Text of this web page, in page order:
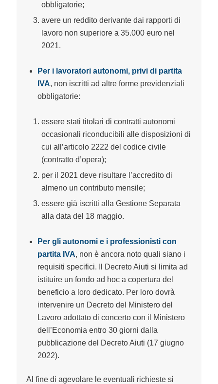
obbligatorie;
avere un reddito derivante dai rapporti di
lavoro non superiore a 35.000 euro nel
2021.
Per i lavoratori autonomi, privi di partita
IVA, non iscritti ad altre forme previdenziali
obbligatorie:
essere stati titolari di contratti autonomi
occasionali riconducibili alle disposizioni di
cui all’articolo 2222 del codice civile
(contratto d’opera);
per il 2021 deve risultare l’accredito di
almeno un contributo mensile;
essere già iscritti alla Gestione Separata
alla data del 18 maggio.
Per gli autonomi e i professionisti con
partita IVA, non è ancora noto quali siano i
requisiti specifici. Il Decreto Aiuti si limita ad
istituire un fondo ad hoc a copertura del
beneficio a loro dedicato. Per loro dovrà
intervenire un Decreto del Ministero del
Lavoro adottato di concerto con il Ministero
dell’Economia entro 30 giorni dalla
pubblicazione del Decreto Aiuti (17 giugno
2022).
Al fine di agevolare le eventuali richieste si